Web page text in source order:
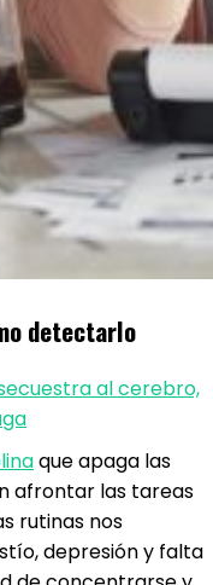
detectarlo
al cerebro,
que apaga las
afrontar las tareas
rutinas nos
depresión y falta